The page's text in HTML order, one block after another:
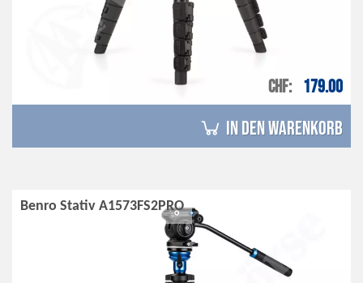
CHF 179.00
in den Warenkorb
Benro Stativ A1573FS2PRO